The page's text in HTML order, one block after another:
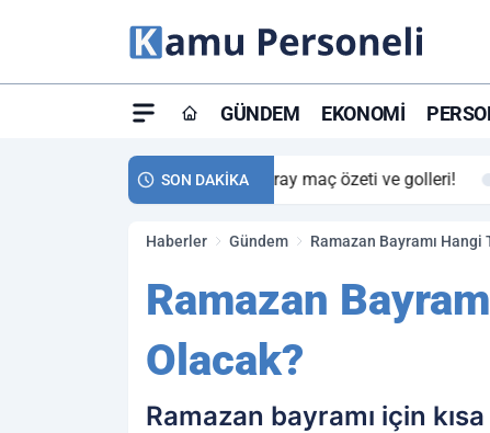
GÜNDEM EKONOMI
SON DAKİKA
maç özeti ve golleri! 23:59 Petrol Akışında
Haberler Gündem Ramazan Bayramı
Ramazan
Olacak?
Ramazan bayramı için